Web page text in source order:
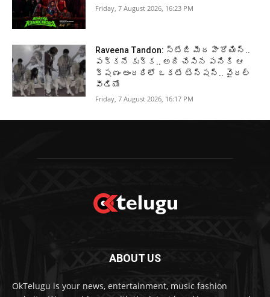
Friday, 7 August 2026, 16:23 PM
Raveena Tandon: స్టేజి మీద హీరోయిన్..
పక్కనే కుక్క.. అది చేసిన పనికి ఆ
క్షణం అందరిలో ఒకటే టెన్షన్.. వైరల్
వీడియో
Friday, 7 August 2026, 16:17 PM
ABOUT US
OkTelugu is your news, entertainment, music fashion